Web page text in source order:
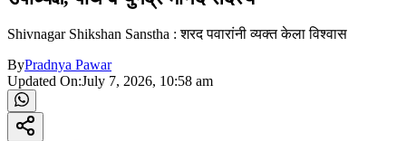
Shivnagar Shikshan Sanstha : शरद पवारांनी व्यक्त केला विश्वास
ByPradnya Pawar
Updated On:July 7, 2026, 10:58 am